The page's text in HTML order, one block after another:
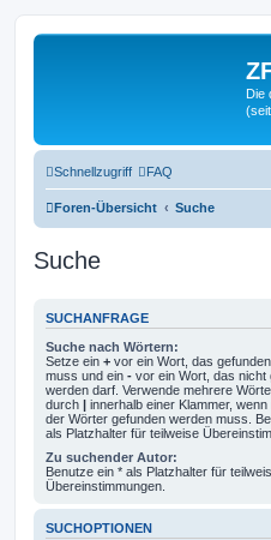
Die
Schnellzugriff FAQ
Foren-Übersicht Suche
Suche
SUCHANFRAGE
Suche nach Wörtern:
Setze ein + vor ein Wort, das
muss und ein - vor ein Wort, das nicht
werden darf. Verwende mehrere
durch | innerhalb einer Klammer, wenn
der Wörter gefunden werden muss.
als Platzhalter für teilweise
Zu suchender Autor:
Benutze ein * als Platzhalter für
Übereinstimmungen.
SUCHOPTIONEN